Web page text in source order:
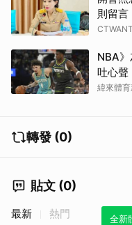
則留
CTWANT
NBA
吐心聲
緯來體育
轉發 (0)
貼文 (0)
全新
最新 熱門